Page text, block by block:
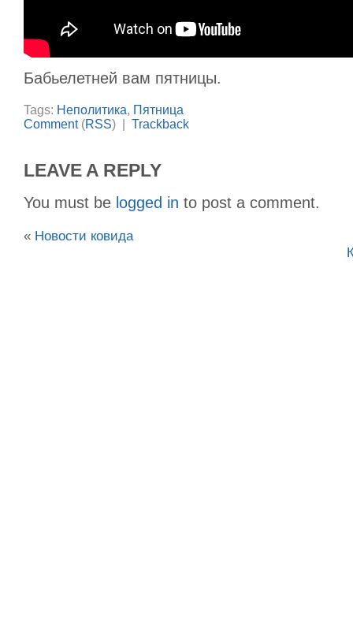
Бабьелетней вам пятницы.
Tags: Неполитика, Пятница
Comment(RSS) | Trackback
LEAVE A REPLY
You must be logged in to post a comment.
« Новости ковида